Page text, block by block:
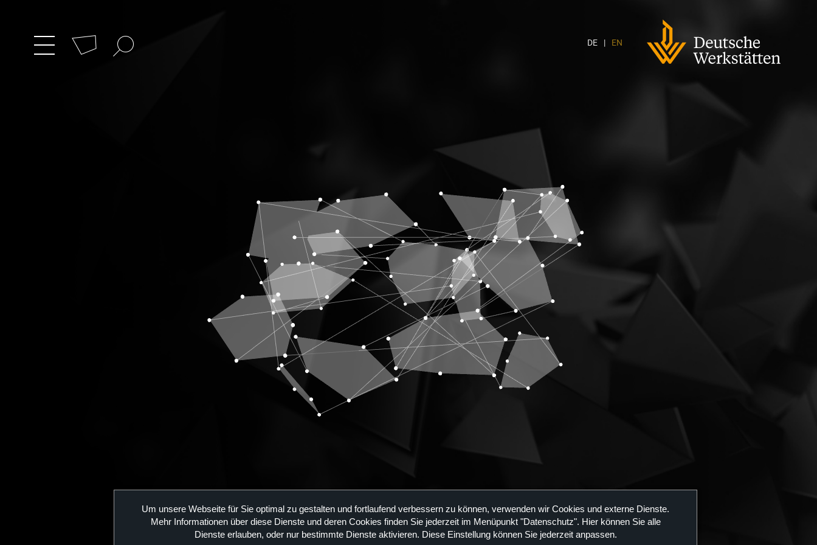
Our value system Setting standards A creative force
Menü
umschaltenzum
Search DE EN
Um unsere Webseite für Sie optimal zu gestalten und fortlaufend verbessern zu können, verwenden wir Cookies und externe Dienste.
Mehr Informationen über diese Dienste und deren Cookies finden Sie jederzeit im Menüpunkt "Datenschutz". Hier können Sie alle
Dienste erlauben, oder nur bestimmte Dienste aktivieren. Diese Einstellung können Sie jederzeit anpassen.